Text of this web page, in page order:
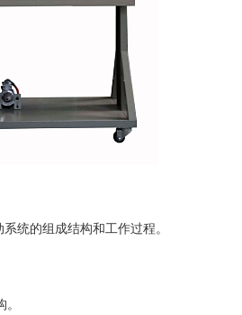
统的组成结构和工作过程。